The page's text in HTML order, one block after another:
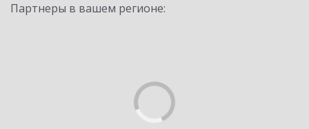
Партнеры в вашем регионе: